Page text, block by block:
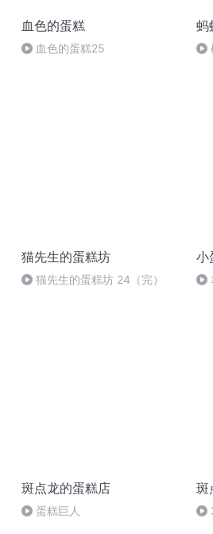
血色的蛋糕
血色的蛋糕25
蚂
猫先生的蛋糕坊
猫先生的蛋糕坊 24（完）
小
斑点龙的蛋糕店
蛋糕巨人
斑